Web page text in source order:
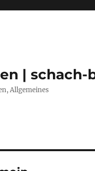
| schach-
Allgemeines